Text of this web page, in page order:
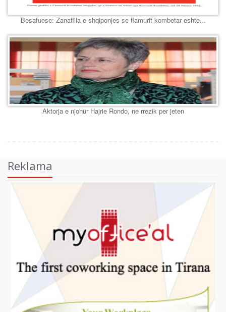
Besafuese: Zanafilla e shqiponjes se flamurit kombetar eshte...
Aktorja e njohur Hajrie Rondo, ne rrezik per jeten
Reklama